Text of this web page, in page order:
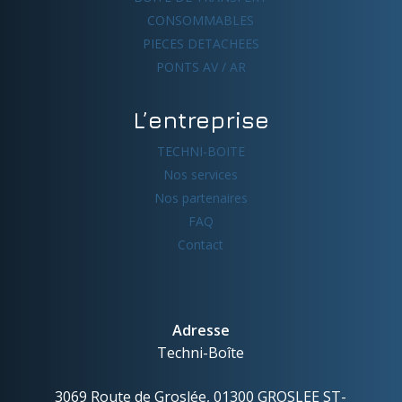
CONSOMMABLES
PIECES DETACHEES
PONTS AV / AR
L’entreprise
TECHNI-BOITE
Nos services
Nos partenaires
FAQ
Contact
Adresse
Techni-Boîte
3069 Route de Groslée, 01300 GROSLEE ST-